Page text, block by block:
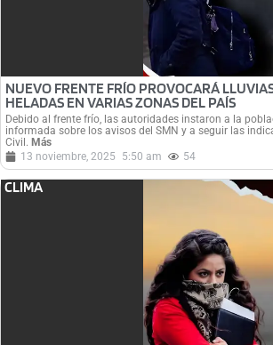
NUEVO FRENTE FRÍO PROVOCARÁ
HELADAS EN VARIAS ZONAS DEL PAÍS
Debido al frente frío, las autoridades instaron a la
informada sobre los avisos del SMN y a seguir las
Civil. Más
13 noviembre, 2025
5:50 am 54
CLIMA